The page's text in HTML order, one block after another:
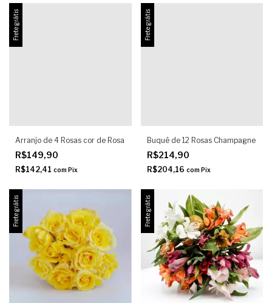
Frete grátis
Arranjo de 4 Rosas cor de Rosa
R$149,90
R$142,41 com Pix
Frete grátis
Buquê de 12 Rosas Champagne
R$214,90
R$204,16 com Pix
Frete grátis Frete grátis